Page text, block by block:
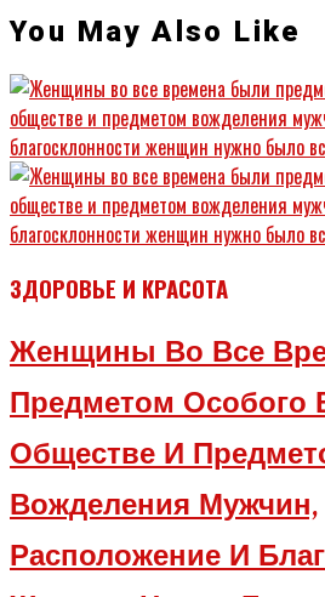
You May Also Like
ЗДОРОВЬЕ И КРАСОТА
Женщины Во Все
Предметом Особого
Обществе И
Вожделения Мужчин,
Расположение И